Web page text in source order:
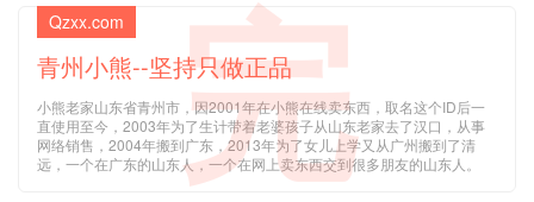
Qzxx.com
青州小熊--坚持只做正品
小熊老家山东省青州市，因2001年在小熊在线卖东西，取名这个ID后一
直使用至今，2003年为了生计带着老婆孩子从山东老家去了汉口，从事
网络销售，2004年搬到广东，2013年为了女儿上学又从广州搬到了清
远，一个在广东的山东人，一个在网上卖东西交到很多朋友的山东人。
完